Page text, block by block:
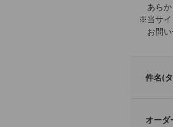
あらかじ
※当サイ
お問い合
件名(
オーダ